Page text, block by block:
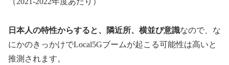
日本人の特性からすると、隣近所、横並び意識なので、な
にかのきっかけでLocal5Gブームが起こる可能性は高いと
推測されます。